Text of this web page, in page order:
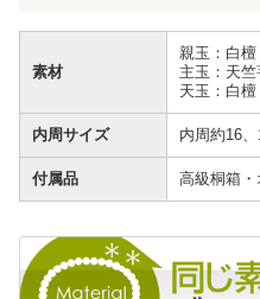
素材
親玉：白
主玉：天
天玉：白檀
内周サイズ 内周約16
付属品 高級桐箱